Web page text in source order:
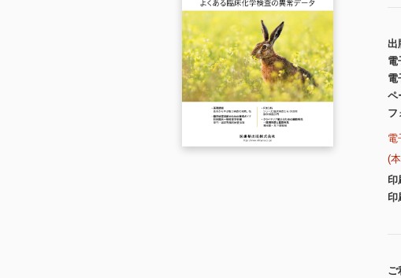
出
電
電
ペ
フ
電
(
印
印
ご